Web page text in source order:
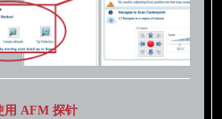
用 AFM 探针